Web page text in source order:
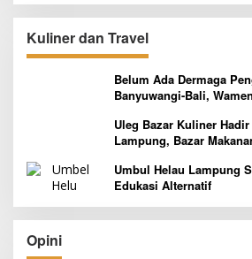
Kuliner dan Travel
Belum Ada Dermaga
Banyuwangi-Bali,
Uleg Bazar Kuliner
Lampung, Bazar
Umbul Helau Lampung
Edukasi Alternatif
Opini